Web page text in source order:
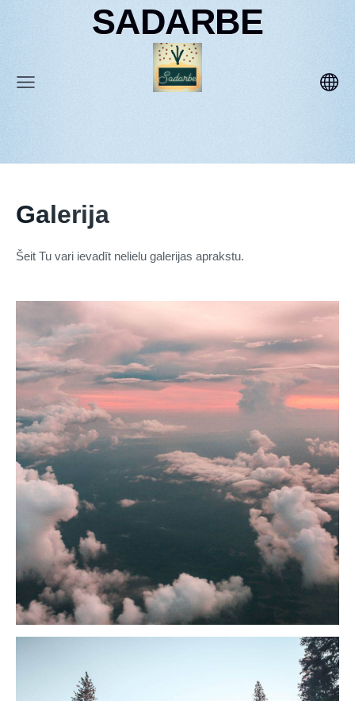
SADARBE
Galerija
Šeit Tu vari ievadīt nelielu galerijas aprakstu.